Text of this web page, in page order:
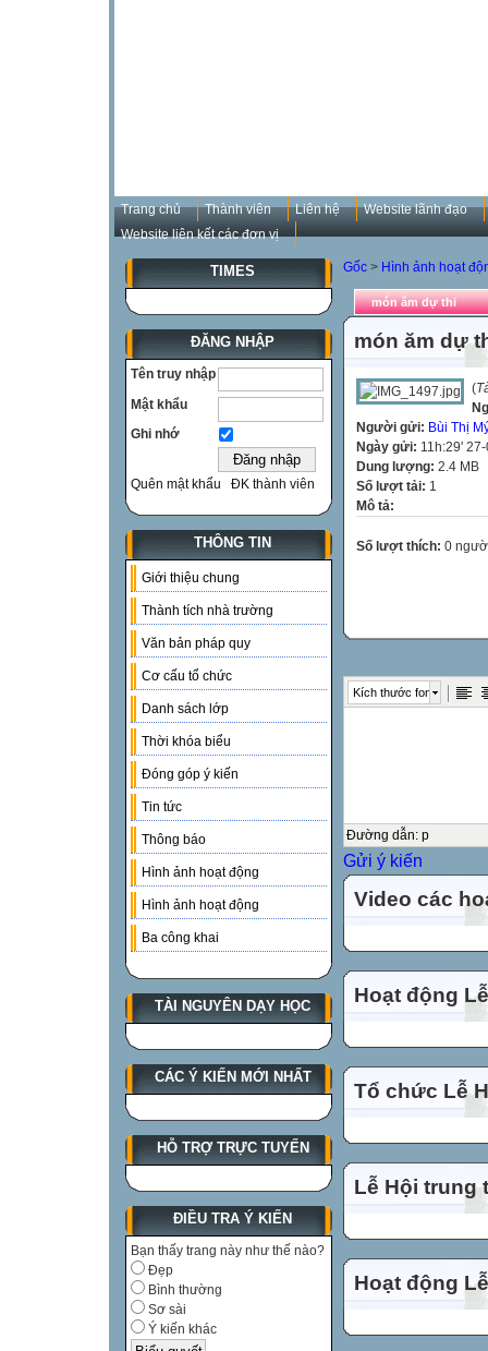
Trang chủ Thành viên Liên hệ
Website lãnh đạo
Website liên kết các đơn vị
TIMES
ĐĂNG NHẬP
Tên truy nhập
Mật khẩu
Ghi nhớ
Quên mật khẩu ĐK thành viên
THÔNG TIN
Giới thiệu chung
Thành tích nhà trường
Văn bản pháp quy
Cơ cấu tổ chức
Danh sách lớp
Thời khóa biểu
Đóng góp ý kiến
Tin tức
Thông báo
Hình ảnh hoạt động
Hình ảnh hoạt động
Ba công khai
TÀI NGUYÊN DẠY HỌC
CÁC Ý KIẾN MỚI NHẤT
HỖ TRỢ TRỰC TUYẾN
ĐIỀU TRA Ý KIẾN
Bạn thấy trang này như thế nào?
Đẹp
Bình thường
Sơ sài
Ý kiến khác
Gốc > Hình ảnh hoạt
món ăm dự thi
món ăm dự
(
Người gửi: Bùi Thị
Ngày gửi: 11h:29'
Dung lượng: 2.4 MB
Số lượt tải: 1
Mô tả:
Số lượt thích: 0
Kích thước font
Đường dẫn: p
Gửi ý kiến
Video các
Hoạt động
Tổ chức Lễ
Lễ Hội trung
Hoạt động